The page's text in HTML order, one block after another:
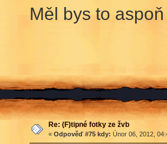
Měl bys to
Re: (F)tipné fotky ze žvb
« Odpověď #75 kdy: Únor 06, 2012,